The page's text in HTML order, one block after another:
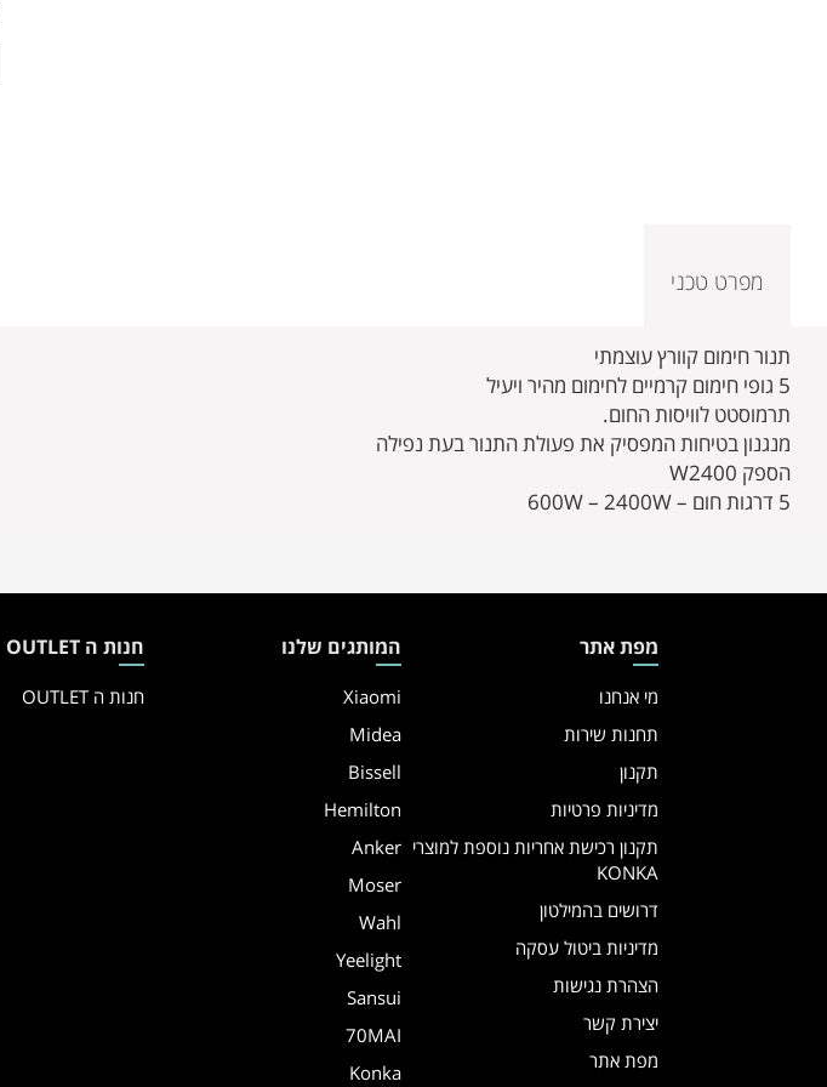
מפרט טכני
תנור חימום קוורץ עוצמתי
5 גופי חימום קרמיים לחימום מהיר ויעיל
תרמוסטט לוויסות החום.
מנגנון בטיחות המפסיק את פעולת התנור בעת נפילה
הספק W2400
5 דרגות חום – 600W – 2400W
מפת אתר
מי אנחנו
תחנות שירות
תקנון
מדיניות פרטיות
תקנון רכישת אחריות נוספת למוצרי
KONKA
דרושים בהמילטון
מדיניות ביטול עסקה
הצהרת נגישות
יצירת קשר
מפת אתר
המותגים שלנו
Xiaomi
Midea
Bissell
Hemilton
Anker
Moser
Wahl
Yeelight
Sansui
70MAI
Konka
חנות ה OUTLET
חנות ה OUTLET